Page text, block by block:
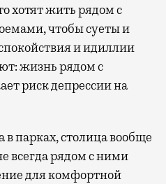
хотят жить рядом с
чтобы суеты и
и идиллии
жизнь рядом с
риск депрессии на
в парках, столица вообще
всегда рядом с ними
для комфортной